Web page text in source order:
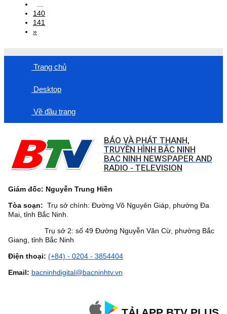
140
141
»
Trang chủ
Desktop
Về đầu trang
BÁO VÀ PHÁT THANH,
TRUYỀN HÌNH BẮC NINH
BAC NINH NEWSPAPER AND
RADIO - TELEVISION
Giám đốc: Nguyễn Trung Hiền
Tòa soạn: Trụ sở chính: Đường Võ Nguyên Giáp, phường Đa
Mai, tỉnh Bắc Ninh.
Trụ sở 2: số 49 Đường Nguyễn Văn Cừ, phường Bắc
Giang, tỉnh Bắc Ninh
Điện thoại: (+84) - 0204 - 3854404
Email: bacninhdigital@bacninhtv.vn